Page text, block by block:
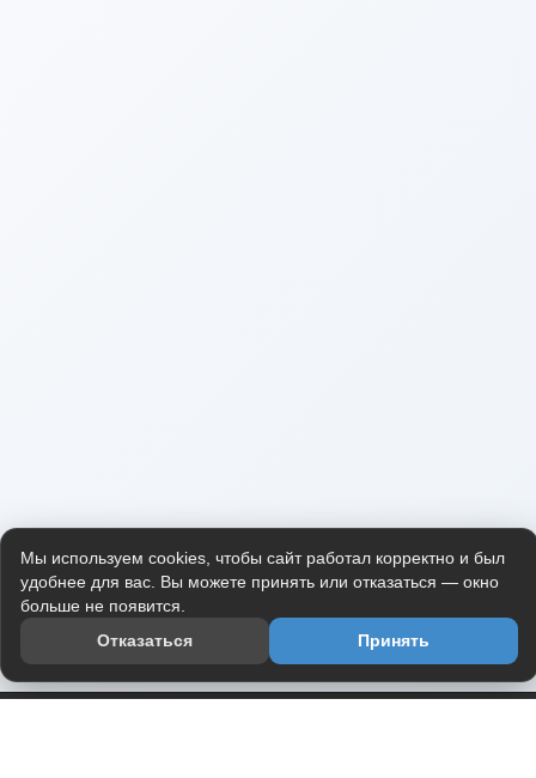
Мы используем cookies, чтобы сайт работал корректно и был
удобнее для вас. Вы можете принять или отказаться — окно
больше не появится.
Отказаться
Принять